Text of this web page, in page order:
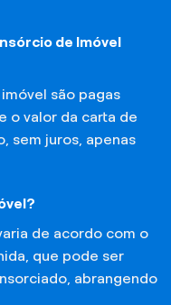
de Imóvel
são pagas
o valor da carta de
sem juros, apenas
de acordo com o
que pode ser
abrangendo